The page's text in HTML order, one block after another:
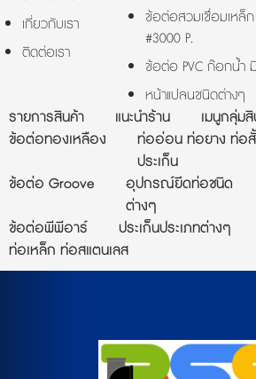
เกี่ยวกับเรา
ติดต่อเรา
ข้อต่อสวมเชื่อมเหล็ก
#3000 P.
ข้อต่อ PVC ก๊อกน้ำ
หน้าแปลนชนิดต่างๆ
รายการสินค้า แนะนำร้าน
เมนูกลุ่ม
ข้อต่อทองเหลือง
ท่ออ่อน ท่อยาง ท่อ
ประเก็น
ข้อต่อ Groove
อุปกรณ์ยึดท่อชนิด
ต่างๆ
ข้อต่อพีพีอาร์
ประเก็นประเภทต่างๆ
ท่อเหล็ก ท่อสแตนเลส